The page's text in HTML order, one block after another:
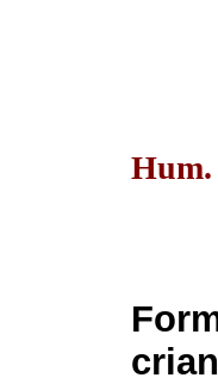
Hum.